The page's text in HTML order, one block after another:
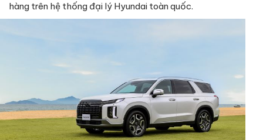
hàng trên hệ thống đại lý Hyundai toàn quốc.